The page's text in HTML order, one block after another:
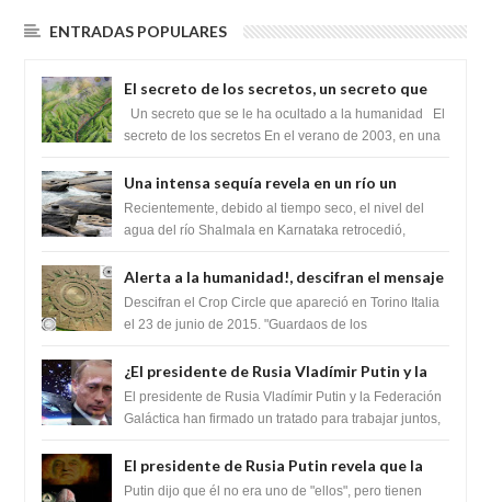
ENTRADAS POPULARES
El secreto de los secretos, un secreto que
cambiaría por completo el destino de la
humanidad
Un secreto que se le ha ocultado a la humanidad El
secreto de los secretos En el verano de 2003, en una
Una intensa sequía revela en un río un
impresionante hallazgo de miles de Shiva
Lingas
Recientemente, debido al tiempo seco, el nivel del
agua del río Shalmala en Karnataka retrocedió,
Alerta a la humanidad!, descifran el mensaje
del Crop Circle de Torino ,Italia
Descifran el Crop Circle que apareció en Torino Italia
el 23 de junio de 2015. "Guardaos de los
¿El presidente de Rusia Vladímir Putin y la
Federación Galactica han firmado un
tratado para acabar con los Sionistas?
El presidente de Rusia Vladímir Putin y la Federación
Galáctica han firmado un tratado para trabajar juntos,
El presidente de Rusia Putin revela que la
clase dominante en el mundo son los
Putin dijo que él no era uno de "ellos", pero tienen